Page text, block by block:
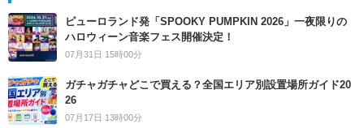
ピューロランド発「SPOOKY PUMPKIN 2026」一夜限りの
ハロウィーン音楽フェス開催決定！
07月31日 15時00分
ガチャガチャどこで買える？全国エリア別設置場所ガイド20
26
07月17日 13時00分